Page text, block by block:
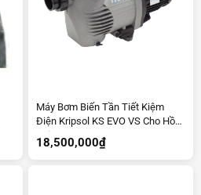
Máy Bơm Biến Tần Tiết Kiệm
Điện Kripsol KS EVO VS Cho Hồ
Bơi
18,500,000₫